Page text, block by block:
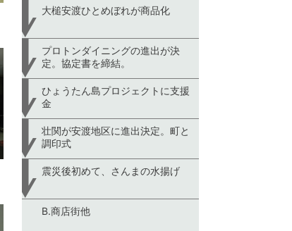
大槌安渡ひとめぼれが商品化
プロトンダイニングの進出が決
定。協定書を締結。
ひょうたん島プロジェクトに支援
金
壮関が安渡地区に進出決定。町と
調印式
震災後初めて、さんまの水揚げ
B.商店街他